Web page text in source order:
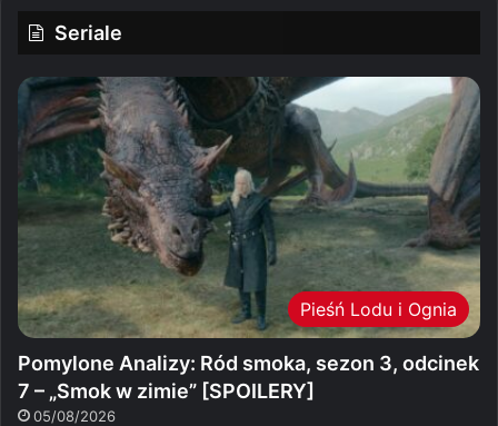
Seriale
Pieśń Lodu i Ognia
Pomylone Analizy: Ród smoka, sezon 3, odcinek
7 – „Smok w zimie” [SPOILERY]
05/08/2026